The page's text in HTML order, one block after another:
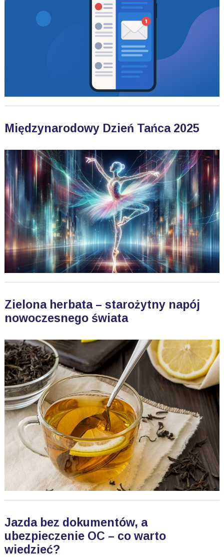
Międzynarodowy Dzień Tańca 2025
Zielona herbata – starożytny napój
nowoczesnego świata
Jazda bez dokumentów, a
ubezpieczenie OC – co warto
wiedzieć?